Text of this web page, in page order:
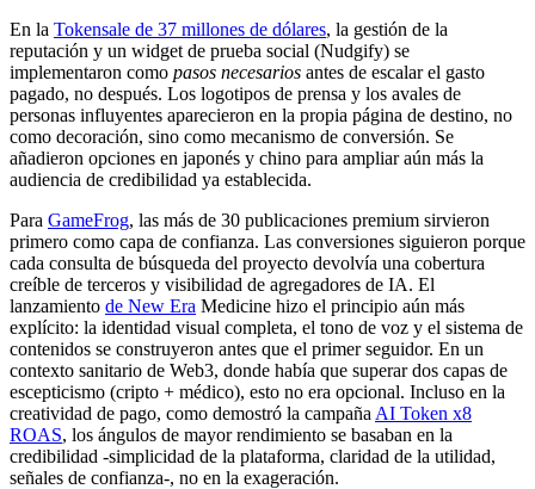
En la Tokensale de 37 millones de dólares, la gestión de la
reputación y un widget de prueba social (Nudgify) se
implementaron como pasos necesarios antes de escalar el gasto
pagado, no después. Los logotipos de prensa y los avales de
personas influyentes aparecieron en la propia página de destino, no
como decoración, sino como mecanismo de conversión. Se
añadieron opciones en japonés y chino para ampliar aún más la
audiencia de credibilidad ya establecida.
Para GameFrog, las más de 30 publicaciones premium sirvieron
primero como capa de confianza. Las conversiones siguieron porque
cada consulta de búsqueda del proyecto devolvía una cobertura
creíble de terceros y visibilidad de agregadores de IA. El
lanzamiento de New Era Medicine hizo el principio aún más
explícito: la identidad visual completa, el tono de voz y el sistema de
contenidos se construyeron antes que el primer seguidor. En un
contexto sanitario de Web3, donde había que superar dos capas de
escepticismo (cripto + médico), esto no era opcional. Incluso en la
creatividad de pago, como demostró la campaña AI Token x8
ROAS, los ángulos de mayor rendimiento se basaban en la
credibilidad -simplicidad de la plataforma, claridad de la utilidad,
señales de confianza-, no en la exageración.